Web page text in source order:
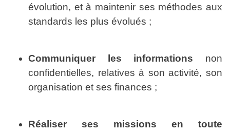
évolution, et à maintenir ses méthodes aux
standards les plus évolués ;
Communiquer les informations non
confidentielles, relatives à son activité, son
organisation et ses finances ;
Réaliser ses missions en toute